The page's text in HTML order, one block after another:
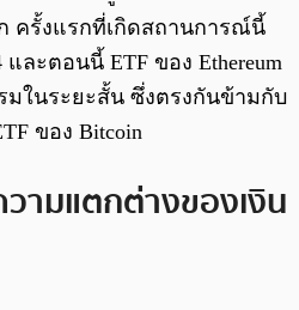
ครั้งแรกที่เกิดสถานการณ์นี้
ละตอนนี้ ETF ของ Ethereum
ในระยะสั้น ซึ่งตรงกันข้ามกับ
ของ Bitcoin
ามแตกต่างของเงิน